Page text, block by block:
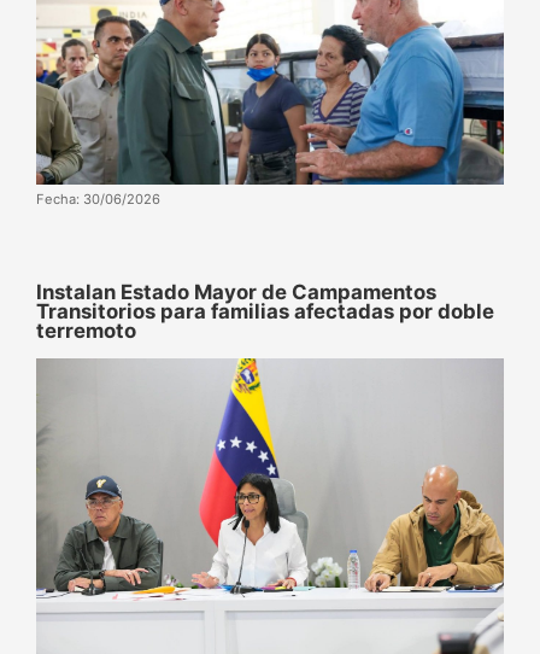
Fecha: 30/06/2026
Instalan Estado Mayor de Campamentos
Transitorios para familias afectadas por doble
terremoto